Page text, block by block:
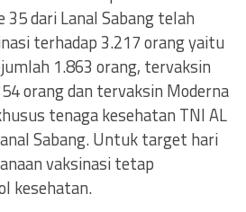
dari Lanal Sabang telah
terhadap 3.217 orang yaitu
1.863 orang, tervaksin
orang dan tervaksin Moderna
tenaga kesehatan TNI AL
Sabang. Untuk target hari
vaksinasi tetap
kesehatan.